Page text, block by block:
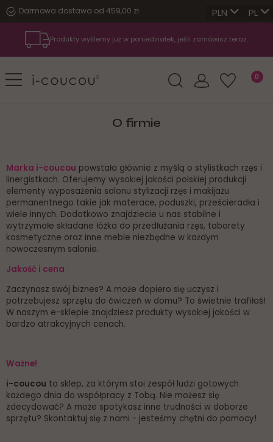
Darmowa dostawa od 459,00 zł
Produkty wyślemy już w poniedziałek, jeśli zamówisz teraz.
PL
O firmie
Marka i-coucou powstała głównie z myślą o stylistkach rzęs i
linergistkach. Oferujemy wysokiej jakości polskiej produkcji
elementy wyposażenia salonu stylizacji rzęs i makijażu
permanentnego takie jak materace, poduszki, prześcieradła i
wiele innych. Dodatkowo znajdziecie u nas stabilne i
wytrzymałe składane łóżka do przedłużania rzęs, taborety
kosmetyczne oraz inne meble niezbędne w każdym
nowoczesnym salonie.
Jakość i cena
Zaczynasz swój biznes? A może dopiero się uczysz i
potrzebujesz sprzętu do ćwiczeń w domu? To świetnie trafiłaś!
W naszym e-sklepie znajdziesz produkty wysokiej jakości w
bardzo atrakcyjnych cenach.
Ważne!
i-coucou to sklep, za którym stoi zespół ludzi gotowych
każdego dnia do współpracy z Tobą. Nie możesz się
zdecydować? A może spotykasz inne trudności w doborze
sprzętu? Skontaktuj się z nami - jesteśmy chętni do pomocy!